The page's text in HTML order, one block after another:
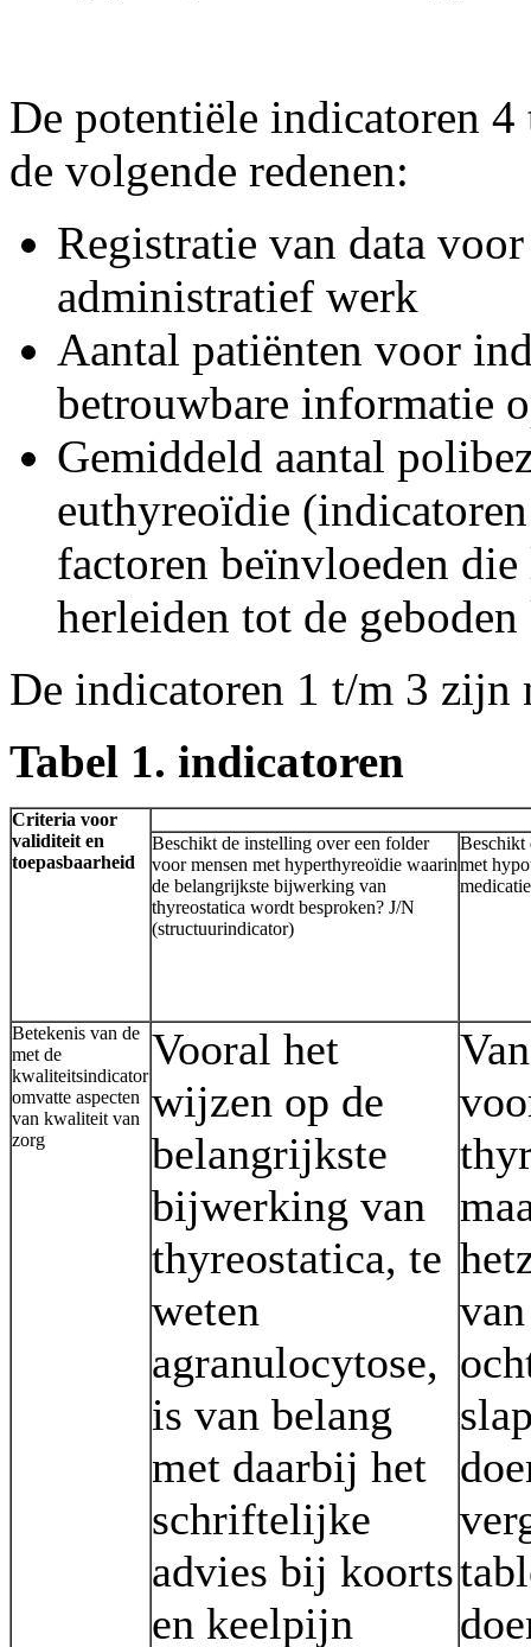
De potentiële indicatoren
de volgende redenen:
Registratie van data
administratief werk
Aantal patiënten voor
betrouwbare informatie
Gemiddeld aantal
euthyreoïdie
factoren beïnvloeden
herleiden tot de
De indicatoren 1 t/m 3 zijn
Tabel 1. indicatoren
Criteria voor
validiteit en
toepasbaarheid
Beschikt de instelling over een folder
voor mensen met hyperthyreoïdie waarin
de belangrijkste bijwerking van
thyreostatica wordt besproken? J/N
(structuurindicator)
Beschikt
met
Betekenis van de
met de
kwaliteitsindicator
omvatte aspecten
van kwaliteit van
zorg
Vooral het
wijzen op de
belangrijkste
bijwerking van
thyreostatica, te
weten
agranulocytose,
is van belang
met daarbij het
schriftelijke
advies bij koorts
en keelpijn